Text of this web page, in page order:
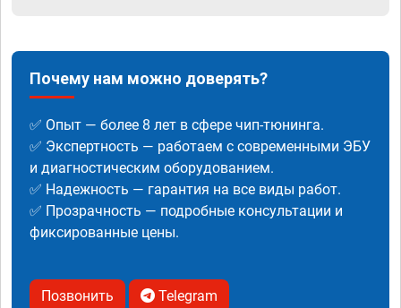
Почему нам можно доверять?
✅ Опыт — более 8 лет в сфере чип-тюнинга.
✅ Экспертность — работаем с современными ЭБУ
и диагностическим оборудованием.
✅ Надежность — гарантия на все виды работ.
✅ Прозрачность — подробные консультации и
фиксированные цены.
Позвонить Telegram